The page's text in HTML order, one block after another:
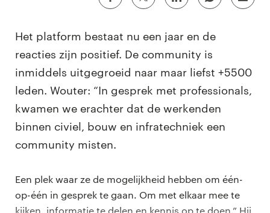
Het platform bestaat nu een jaar en de
reacties zijn positief. De community is
inmiddels uitgegroeid naar maar liefst +5500
leden. Wouter: “In gesprek met professionals,
kwamen we erachter dat de werkenden
binnen civiel, bouw en infratechniek een
community misten.
Een plek waar ze de mogelijkheid hebben om één-
op-één in gesprek te gaan. Om met elkaar mee te
kijken, informatie te delen en kennis op te doen.” Hij